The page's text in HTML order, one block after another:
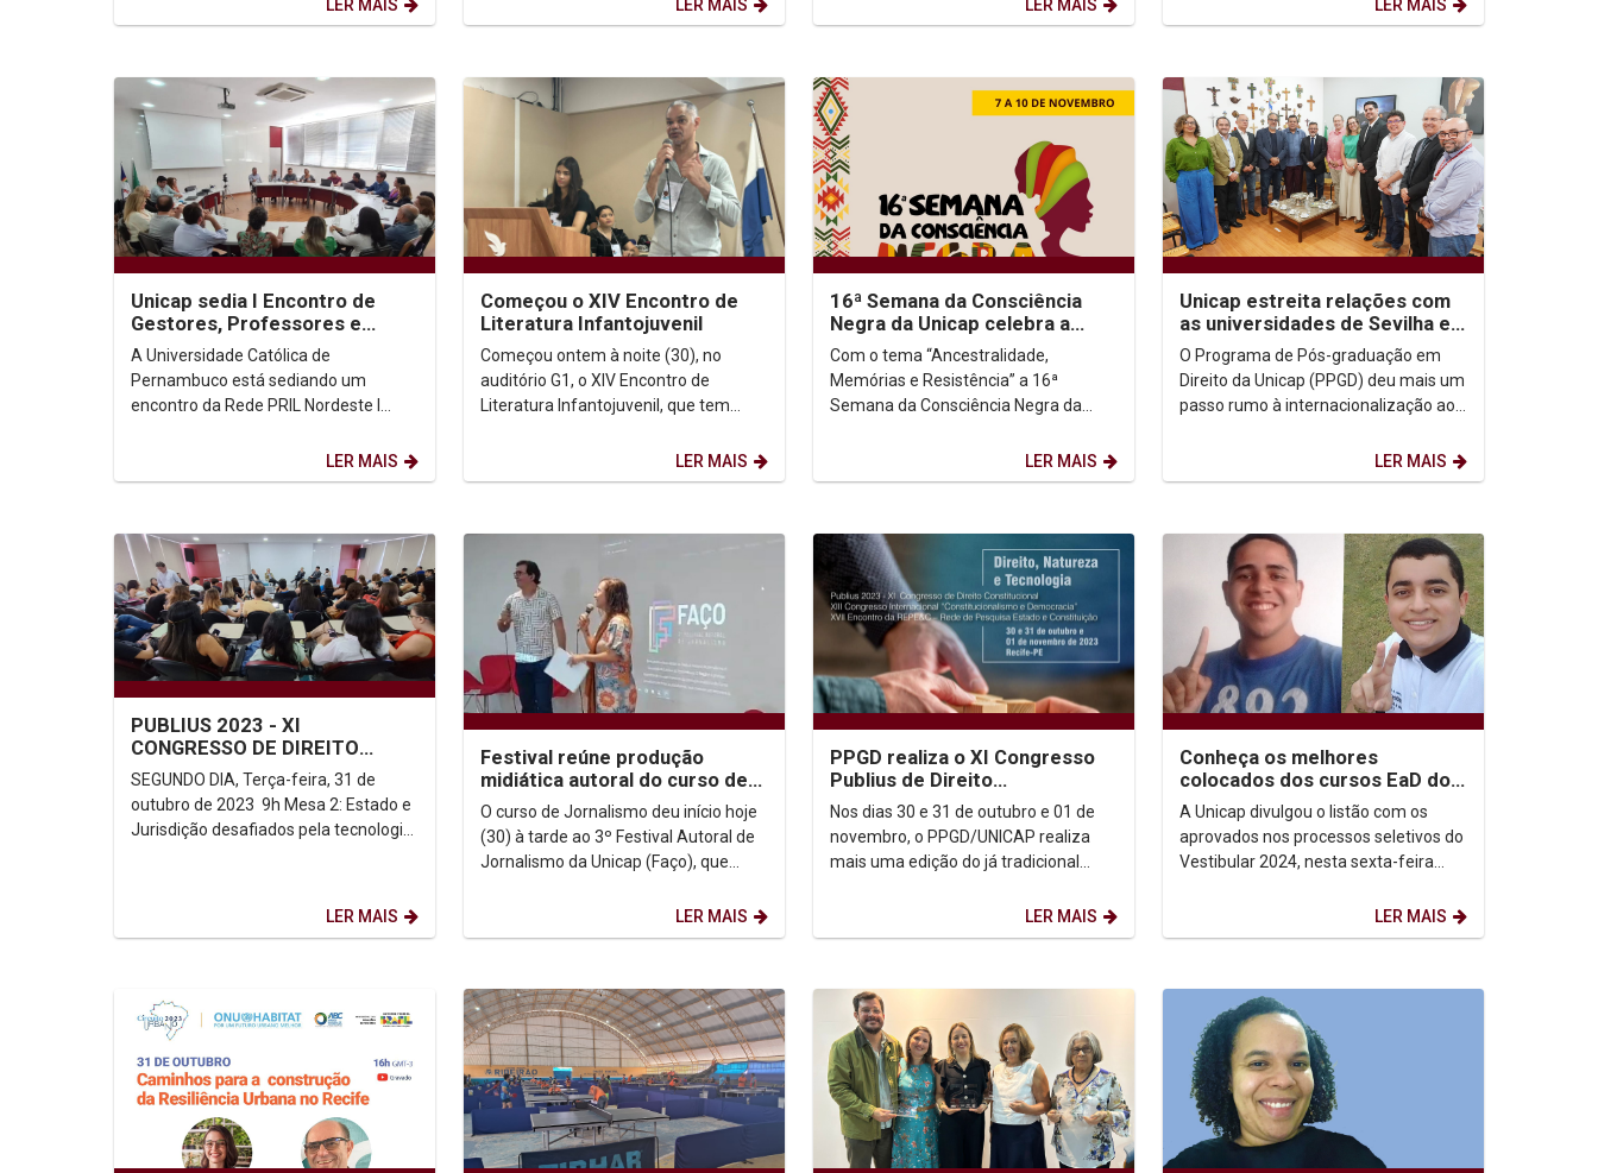
LER MAIS LER MAIS LER MAIS LER MAIS
Unicap sedia I Encontro de
Gestores, Professores e
Estudantes da Rede PRIL
A Universidade Católica de
Pernambuco está sediando um
encontro da Rede PRIL Nordeste I
os dias 06 e 07 de novembro, com...
LER MAIS
Começou o XIV Encontro de
Literatura Infantojuvenil
Começou ontem à noite (30), no
auditório G1, o XIV Encontro de
Literatura Infantojuvenil, que tem
LER MAIS
16ª Semana da Consciência
Negra da Unicap celebra a
ancestralidade, memórias e
resistência do...
Com o tema “Ancestralidade,
Memórias e Resistência” a 16ª
Semana da Consciência Negra da
importantes representantes da...
LER MAIS
Unicap estreita relações com
as universidades de Sevilha e
Valência
O Programa de Pós-graduação em
Direito da Unicap (PPGD) deu mais um
passo rumo à internacionalização ao
universidades de Sevilha e de...LER MAIS
PUBLIUS 2023 - XI
CONGRESSO DE DIREITO
CONSTITUCIONAL XVII
REPE&C - ENCONTRO DA REDE
DE PESQUISA...
SEGUNDO DIA, Terça-feira, 31 de
outubro de 2023 9h Mesa 2: Estado e
Jurisdição desafiados pela tecnologia
LER MAIS
Festival reúne produção
midiática autoral do curso de
Jornalismo
O curso de Jornalismo deu início hoje
(30) à tarde ao 3º Festival Autoral de
Jornalismo da Unicap (Faço), que
LER MAIS
PPGD realiza o XI Congresso
Publius de Direito
Constitucional.
Nos dias 30 e 31 de outubro e 01 de
novembro, o PPGD/UNICAP realiza
mais uma edição do já tradicional
LER MAIS
Conheça os melhores
colocados dos cursos EaD do
Vestibular 2024
A Unicap divulgou o listão com os
aprovados nos processos seletivos do
Vestibular 2024, nesta sexta-feira
LER MAIS